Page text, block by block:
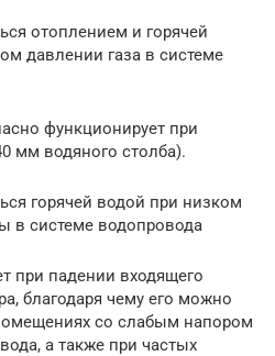
отоплением и горячей
давлении газа в системе
функционирует при
мм водяного столба).
горячей водой при низком
в системе водопровода
при падении входящего
благодаря чему его можно
со слабым напором
а также при частых